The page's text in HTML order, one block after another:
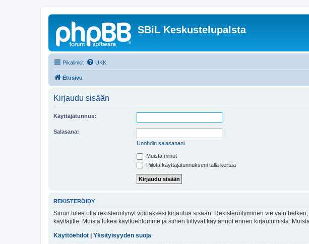
SBiL Keskustelupalsta
Pikalinkit UKK
Etusivu
Kirjaudu sisään
Käyttäjätunnus:
Salasana:
Unohdin salasanani
Muista minut
Piilota käyttäjätunnukseni tällä kertaa
REKISTERÖIDY
Sinun tulee olla rekisteröitynyt voidaksesi kirjautua sisään. Rekisteröityminen vie vain
käyttäjille. Muista lukea käyttöehtomme ja siihen liittyvät käytännöt ennen kirjautumista.
Käyttöehdot | Yksityisyyden suoja